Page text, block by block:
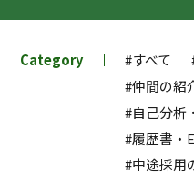
Category #すべて
#仲間の紹
#自己分析
#履歴書・
#中途採用